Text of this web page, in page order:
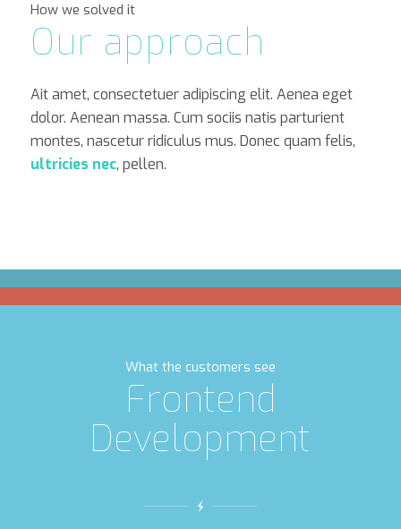
How we solved it
Our approach
Ait amet, consectetuer adipiscing elit. Aenea eget
dolor. Aenean massa. Cum sociis natis parturient
montes, nascetur ridiculus mus. Donec quam felis,
ultricies nec, pellen.
What the customers see
Frontend
Development